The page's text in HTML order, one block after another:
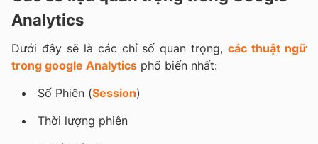
Analytics
Dưới đây sẽ là các chỉ số quan trọng,các thuật ngữ
trong google Analytics phổ biến nhất:
Số Phiên (Session)
Thời lượng phiên